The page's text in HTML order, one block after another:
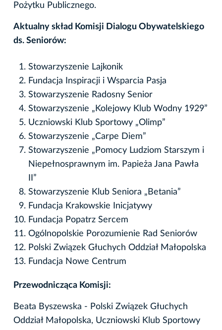
Pożytku Publicznego.
Aktualny skład Komisji Dialogu Obywatelskiego
ds. Seniorów:
Stowarzyszenie Lajkonik
Fundacja Inspiracji i Wsparcia Pasja
Stowarzyszenie Radosny Senior
Stowarzyszenie „Kolejowy Klub Wodny 1929”
Uczniowski Klub Sportowy „Olimp”
Stowarzyszenie „Carpe Diem”
Stowarzyszenie „Pomocy Ludziom Starszym i
Niepełnosprawnym im. Papieża Jana Pawła
II”
Stowarzyszenie Klub Seniora „Betania”
Fundacja Krakowskie Inicjatywy
Fundacja Popatrz Sercem
Ogólnopolskie Porozumienie Rad Seniorów
Polski Związek Głuchych Oddział Małopolska
Fundacja Nowe Centrum
Przewodnicząca Komisji:
Beata Byszewska - Polski Związek Głuchych
Oddział Małopolska, Uczniowski Klub Sportowy